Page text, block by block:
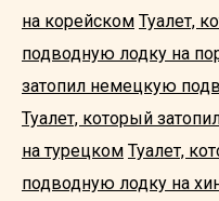
на корейском Туалет,
подводную лодку на
затопил немецкую
Туалет, который
на турецком Туалет,
подводную лодку на